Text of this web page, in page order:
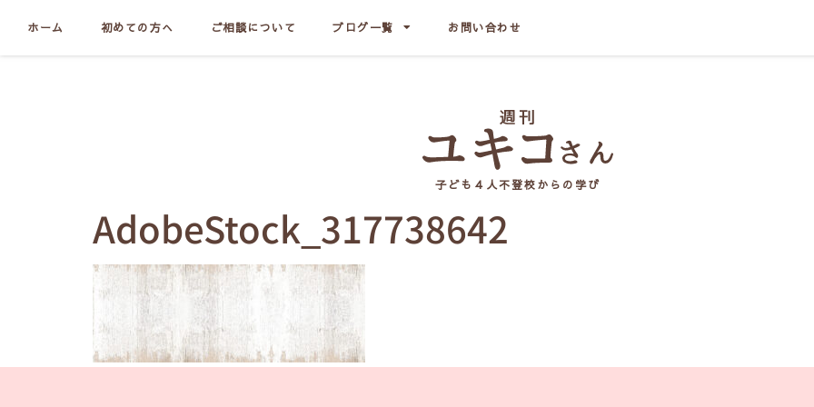
ホーム 初めての方へ ご相談について ブログ一覧 お問い合わせ
子ども４人不登校からの学び
AdobeStock_317738642